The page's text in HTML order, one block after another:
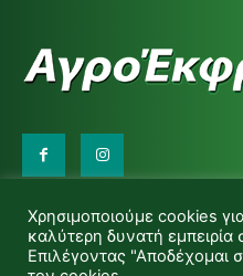
Επικοινωνήστε μαζί μας:
d.makas@yahoo.gr
info@agrofitro.gr
Μακάς Ντίνος
Χρησιμοποιούμε cookies
καλύτερη δυνατή εμπειρία
Επιλέγοντας "Αποδέχομαι